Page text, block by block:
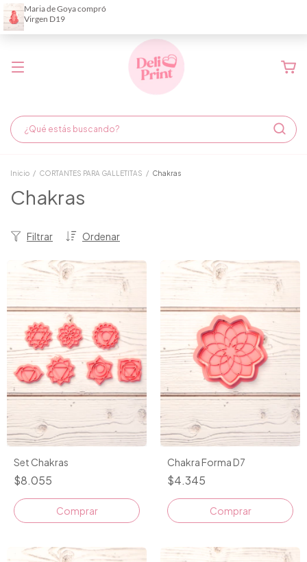
Demora de fabricación hasta 6 días hábiles
Inicio / CORTANTES PARA GALLETITAS / Chakras
Chakras
Ordenar
Filtrar
Set Chakras
$8.055
Comprar
Chakra Forma D7
$4.345
Comprar